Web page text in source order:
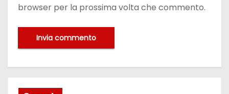
browser per la prossima volta che commento.